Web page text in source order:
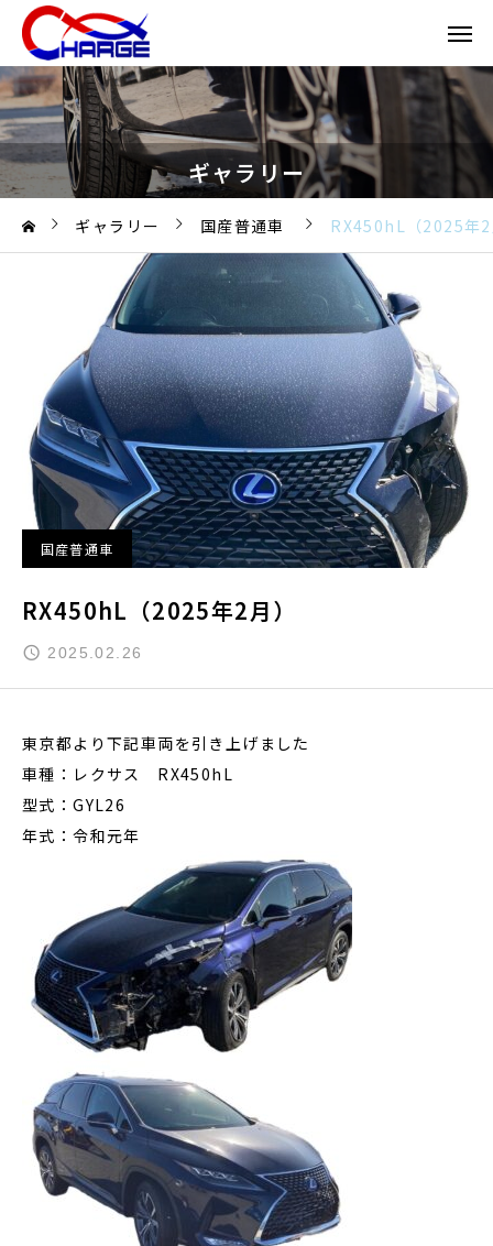
ギャラリー
ギャラリー 国産普通車 RX450hL（2025年
国産普通車
RX450hL（2025年2月）
2025.02.26
東京都より下記車両を引き上げました
車種：レクサス RX450hL
型式：GYL26
年式：令和元年